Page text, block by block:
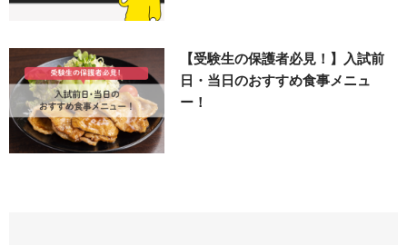
【受験生の保護者必見！】入試前
日・当日のおすすめ食事メニュ
ー！